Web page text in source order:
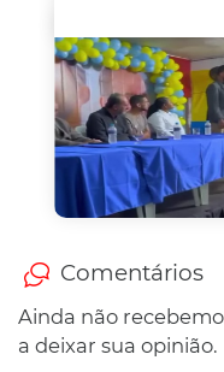
Comentários
Ainda não
a deixar sua opinião.